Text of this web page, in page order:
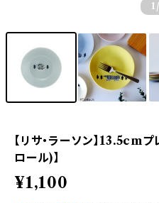
1
【リサ・ラーソン】13.5cm
ロール)】
¥1,100